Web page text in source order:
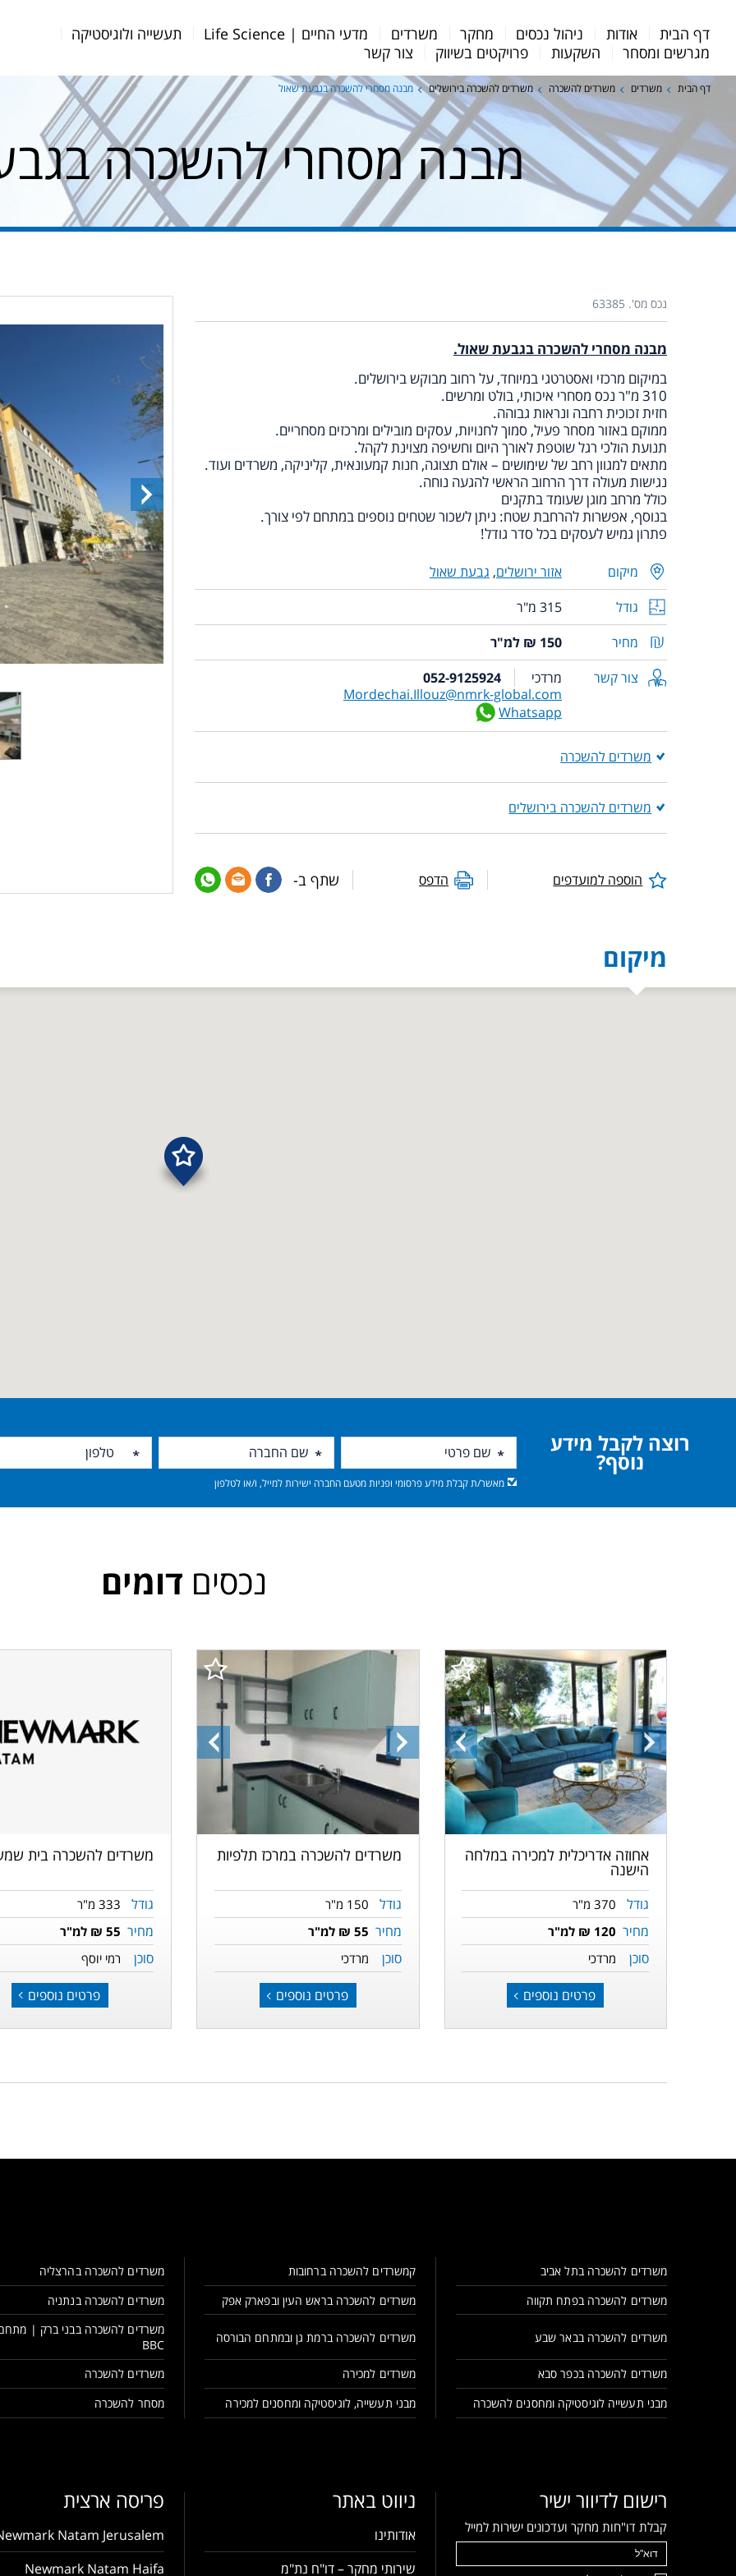
Menu
Bar
דף הבית אודות ניהול נכסים מחקר משרדים מדעי החיים | Life Science
תעשייה ולוגיסטיקה
מגרשים ומסחר
השקעות פרויקטים בשיווק צור קשר
דף הבית משרדים משרדים להשכרה משרדים להשכרה בירושלים מבנה מסחרי להשכרה בגבעת שאול
מבנה מסחרי להשכרה
נכס מס'. 63385
מבנה מסחרי להשכרה בגבעת שאול.
במיקום מרכזי ואסטרטגי במיוחד, על רחוב מבוקש בירושלים.
310 מ"ר נכס מסחרי איכותי, בולט ומרשים.
חזית זכוכית רחבה ונראות גבוהה.
ממוקם באזור מסחר פעיל, סמוך לחנויות, עסקים מובילים ומרכזים מסחריים.
תנועת הולכי רגל שוטפת לאורך היום וחשיפה מצוינת לקהל.
מתאים למגוון רחב של שימושים – אולם תצוגה, חנות קמעונאית, קליניקה, משרדים ועוד.
נגישות מעולה דרך הרחוב הראשי להגעה נוחה.
כולל מרחב מוגן שעומד בתקנים
בנוסף, אפשרות להרחבת שטח: ניתן לשכור שטחים נוספים במתחם לפי צורך.
פתרון גמיש לעסקים בכל סדר גודל!
מיקום אזור ירושלים, גבעת שאול
גודל
315 מ"ר
מחיר
150 ₪ למ"ר
צור קשר
מרדכי
052-9125924
Mordechai.Illouz@nmrk-global.com
Whatsapp
משרדים להשכרה
משרדים להשכרה בירושלים
הוספה למועדפים הדפס שתף ב-
מיקום
רוצה לקבל מידע
נוסף?
מאשר/ת קבלת מידע פרסומי ופניות מטעם החברה ישירות למייל, ו/או לטלפון
נכסים דומים
התמונה
הקודמת
התמונה
הבאה
אחוזה אדריכלית למכירה במלחה
הישנה
גודל 370 מ"ר
מחיר 120 ₪ למ"ר
סוכן מרדכי
פרטים נוספים
התמונה
התמונה
הבאה
משרדים להשכרה במרכז תלפיות
גודל 150 מ"ר
מחיר 55 ₪ למ"ר
סוכן מרדכי
פרטים נוספים
משרדים להשכרה בית
גודל 333 מ"ר
מחיר 55 ₪ למ"ר
סוכן רמי יוסף
פרטים נוספים
משרדים להשכרה בתל אביב קמשרדים להשכרה ברחובות משרדים להשכרה בהרצליה
משרדים להשכרה בפתח תקווה
משרדים להשכרה בראש העין ובפארק אפק משרדים להשכרה בנתניה
משרדים להשכרה בבאר שבע משרדים להשכרה ברמת גן ובמתחם הבורסה
משרדים להשכרה בבני ברק |
BBC
משרדים להשכרה בכפר סבא משרדים למכירה משרדים להשכרה
מבני תעשייה לוגיסטיקה ומחסנים להשכרה
מבני תעשייה, לוגיסטיקה ומחסנים למכירה מסחר להשכרה
רישום לדיוור ישיר
קבלת דו"חות מחקר ועדכונים ישירות למייל
ניווט באתר
אודותינו
שירותי מחקר – דו"ח נת"מ
פריסה ארצית
Natam Jerusalem
Newmark Natam Haifa